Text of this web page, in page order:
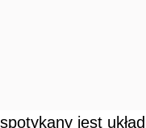
jest